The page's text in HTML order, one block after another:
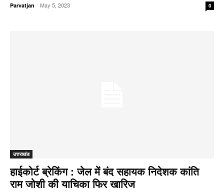
Parvatjan -May 5, 2023 0
उत्तराखंड
हाईकोर्ट ब्रेकिंग : जेल में बंद सहायक निदेशक कांति
राम जोशी की याचिका फिर खारिज